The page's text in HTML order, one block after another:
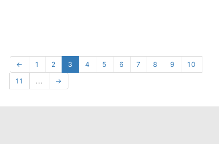
← 1 2 3 4 5 6 7 8 9
10
11
... →